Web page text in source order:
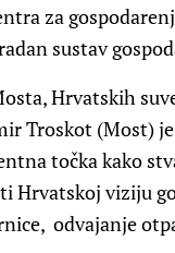
za
sustav
Hrvatskih
Troskot (Most)
točka kako
Hrvatskoj viziju
odvajanje